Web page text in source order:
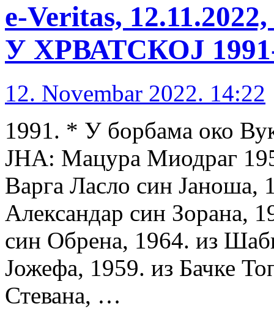
е-Veritas,
У ХРВАТСКОЈ 1991-
12. Novembar 2022. 14:22
1991. * У борбама око
ЈНА: Мацура Миодраг
Варга Ласло син Јаноша,
Александар син Зорана,
син Обрена, 1964. из
Јожефа, 1959. из Бачке
Стевана, …